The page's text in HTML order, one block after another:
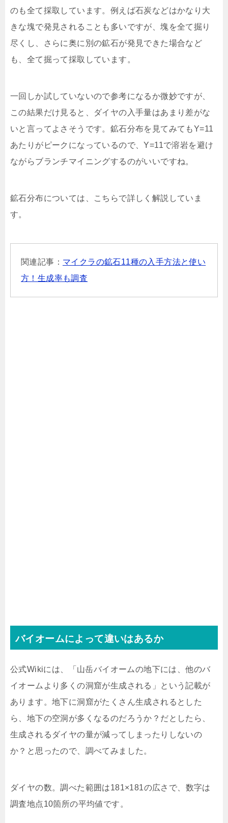
のも全て採取しています。例えば石炭などはかなり大
きな塊で発見されることも多いですが、塊を全て掘り
尽くし、さらに奥に別の鉱石が発見できた場合など
も、全て掘って採取しています。
一回しか試していないので参考になるか微妙ですが、
この結果だけ見ると、ダイヤの入手量はあまり差がな
いと言ってよさそうです。鉱石分布を見てみてもY=11
あたりがピークになっているので、Y=11で溶岩を避け
ながらブランチマイニングするのがいいですね。
鉱石分布については、こちらで詳しく解説していま
す。
関連記事： マイクラの鉱石11種の入手方法と使い
方！生成率も調査
バイオームによって違いはあるか
公式Wikiには、「山岳バイオームの地下には、他のバ
イオームより多くの洞窟が生成される」という記載が
あります。地下に洞窟がたくさん生成されるとした
ら、地下の空洞が多くなるのだろうか？だとしたら、
生成されるダイヤの量が減ってしまったりしないの
か？と思ったので、調べてみました。
ダイヤの数。調べた範囲は181×181の広さで、数字は
調査地点10箇所の平均値です。